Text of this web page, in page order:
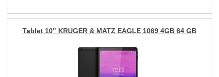
Tablet 10" KRUGER & MATZ EAGLE 1069 4GB 64 GB